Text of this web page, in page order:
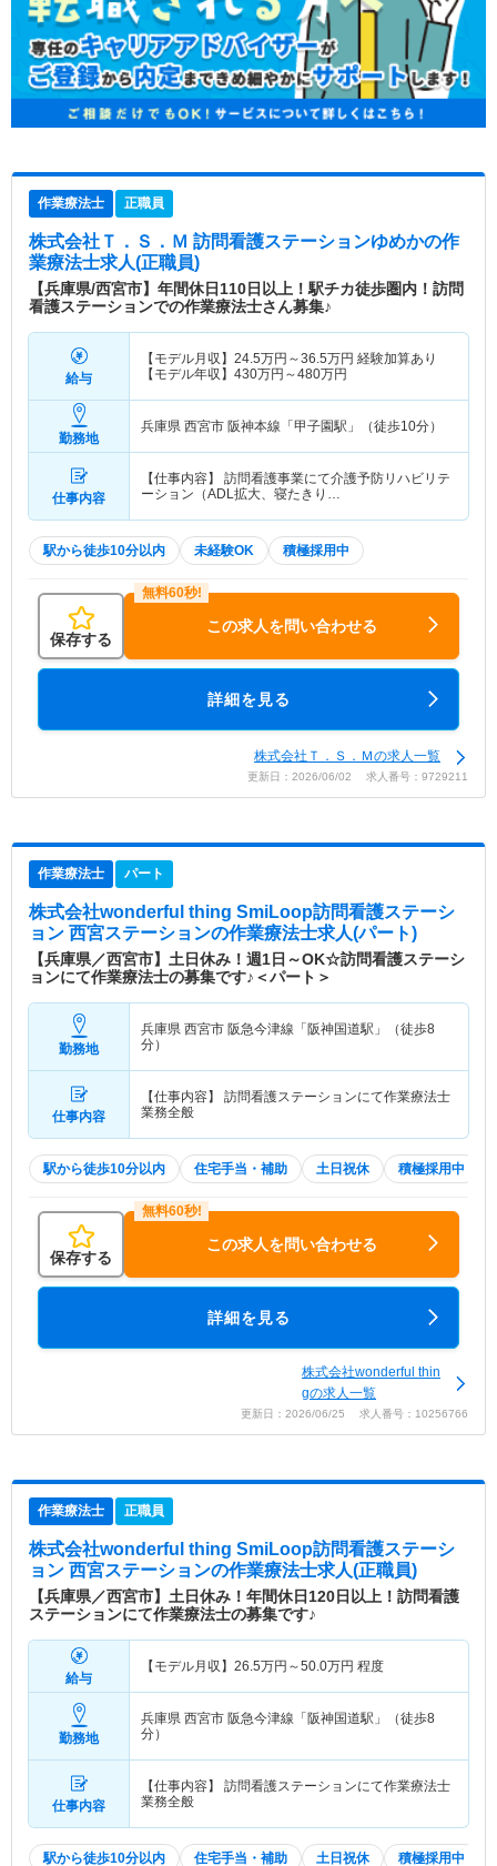
作業療法士 正職員
株式会社Ｔ．Ｓ．Ｍ 訪問看護ステーションゆめかの作
業療法士求人(正職員)
【兵庫県/西宮市】年間休日110日以上！駅チカ徒歩圏内！訪問
看護ステーションでの作業療法士さん募集♪
給与
【モデル月収】 24.5万円～36.5万円 経験加算あり
【モデル年収】 430万円～480万円
勤務地
兵庫県 西宮市 阪神本線「甲子園駅」（徒歩10分）
仕事内容
【仕事内容】 訪問看護事業にて介護予防リハビリテ
ーション（ADL拡大、寝たきり…
駅から徒歩10分以内 未経験OK 積極採用中
保存する
この求人を問い合わせる
詳細を見る
株式会社Ｔ．Ｓ．Ｍの求人一覧
更新日：2026/06/02 求人番号：9729211
作業療法士 パート
株式会社wonderful thing SmiLoop訪問看護ステーシ
ョン 西宮ステーションの作業療法士求人(パート)
【兵庫県／西宮市】土日休み！週1日～OK☆訪問看護ステーシ
ョンにて作業療法士の募集です♪＜パート＞
勤務地
兵庫県 西宮市 阪急今津線「阪神国道駅」（徒歩8
分）
仕事内容
【仕事内容】 訪問看護ステーションにて作業療法士
業務全般
駅から徒歩10分以内 住宅手当・補助 土日祝休 積極採用中
保存する
この求人を問い合わせる
詳細を見る
株式会社wonderful thin
gの求人一覧
更新日：2026/06/25 求人番号：10256766
作業療法士 正職員
株式会社wonderful thing SmiLoop訪問看護ステーシ
ョン 西宮ステーションの作業療法士求人(正職員)
【兵庫県／西宮市】土日休み！年間休日120日以上！訪問看護
ステーションにて作業療法士の募集です♪
給与
【モデル月収】 26.5万円～50.0万円 程度
勤務地
兵庫県 西宮市 阪急今津線「阪神国道駅」（徒歩8
分）
仕事内容
【仕事内容】 訪問看護ステーションにて作業療法士
業務全般
駅から徒歩10分以内 住宅手当・補助 土日祝休 積極採用中